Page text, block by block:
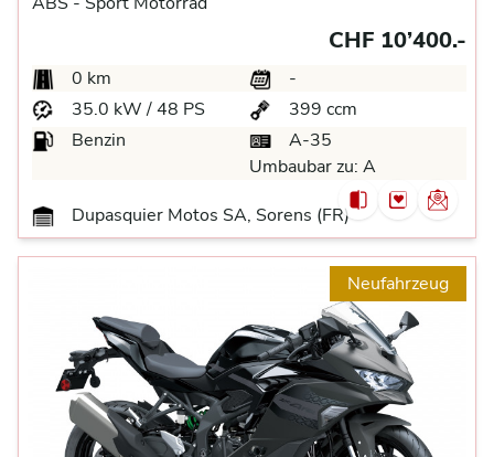
CHF 10’400.-
0 km
-
35.0 kW / 48 PS
399 ccm
Benzin
A-35
Umbaubar zu: A
Dupasquier Motos SA, Sorens (FR)
Neufahrzeug